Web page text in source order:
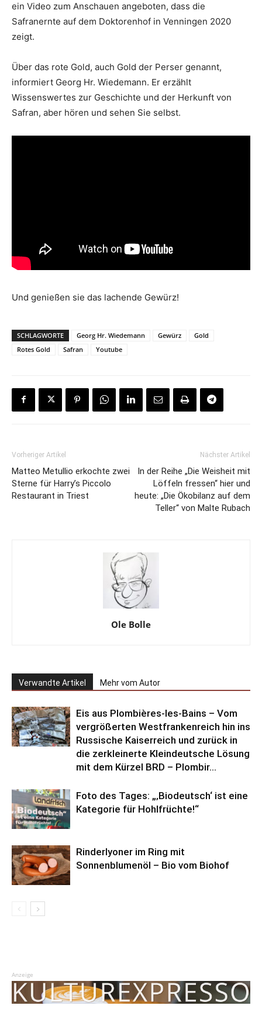
ein Video zum Anschauen angeboten, dass die
Safranernte auf dem Doktorenhof in Venningen 2020
zeigt.
Über das rote Gold, auch Gold der Perser genannt,
informiert Georg Hr. Wiedemann. Er erzählt
Wissenswertes zur Geschichte und der Herkunft von
Safran, aber hören und sehen Sie selbst.
Und genießen sie das lachende Gewürz!
SCHLAGWORTE Georg Hr. Wiedemann Gewürz
Gold
Rotes Gold
Safran Youtube
Vorheriger Artikel
Matteo Metullio erkochte zwei
Sterne für Harry’s Piccolo
Restaurant in Triest
Nächster Artikel
In der Reihe „Die Weisheit mit
Löffeln fressen“ hier und
heute: „Die Ökobilanz auf dem
Teller“ von Malte Rubach
Ole Bolle
Verwandte Artikel Mehr vom Autor
Eis aus Plombières-les-Bains – Vom
vergrößerten Westfrankenreich hin ins
Russische Kaiserreich und zurück in
die zerkleinerte Kleindeutsche Lösung
mit dem Kürzel BRD – Plombir...
Foto des Tages: „‚Biodeutsch‘ ist eine
Kategorie für Hohlfrüchte!“
Rinderlyoner im Ring mit
Sonnenblumenöl – Bio vom Biohof
Anzeige